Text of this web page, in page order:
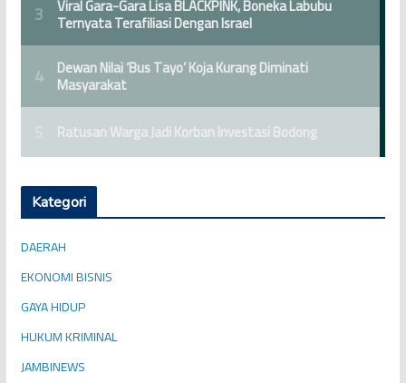
Kategori
DAERAH
EKONOMI BISNIS
GAYA HIDUP
HUKUM KRIMINAL
JAMBINEWS